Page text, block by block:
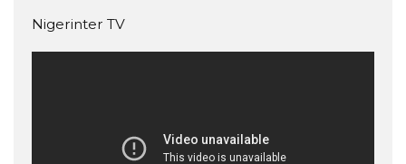
Nigerinter TV